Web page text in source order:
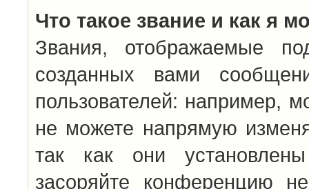
Что такое звание и как я
Звания, отображаемые
созданных вами
пользователей: например,
не можете напрямую
так как они
засоряйте конференцию